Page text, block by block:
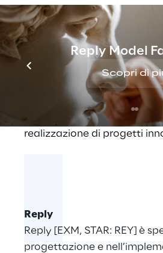
Reply Model
Scopri di
“ONE Partner Program”.
Con l'attuale focus di Reply
quali la moderna gestione
l'intelligenza artificiale e la
Reply fornisce consulenza
temi attuali di Salesforce
Net Zero Cloud e Einstein
realizzazione di progetti
Reply
Reply [EXM, STAR: REY] è
progettazione e